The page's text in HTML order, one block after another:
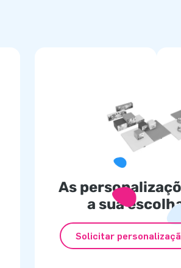
As
a sua
Solicitar